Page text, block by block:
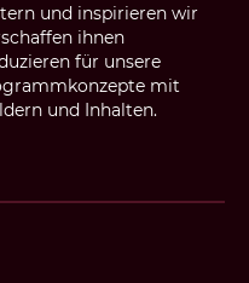
und inspirieren wir
ihnen
für unsere
mit
und Inhalten.